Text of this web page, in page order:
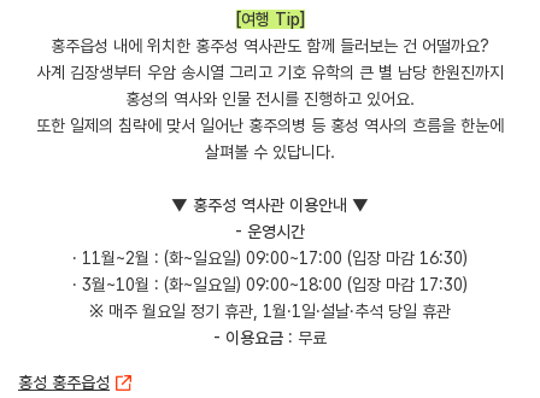
[여행 Tip]
홍주읍성 내에 위치한 홍주성 역사관도 함께 들러보는 건 어떨까요?
사계 김장생부터 우암 송시열 그리고 기호 유학의 큰 별 남당 한원진까지
홍성의 역사와 인물 전시를 진행하고 있어요.
또한 일제의 침략에 맞서 일어난 홍주의병 등 홍성 역사의 흐름을 한눈에
살펴볼 수 있답니다.
▼ 홍주성 역사관 이용안내 ▼
- 운영시간
· 11월~2월 : (화~일요일) 09:00~17:00 (입장 마감 16:30)
· 3월~10월 : (화~일요일) 09:00~18:00 (입장 마감 17:30)
※ 매주 월요일 정기 휴관, 1월·1일·설날·추석 당일 휴관
- 이용요금 : 무료
홍성 홍주읍성